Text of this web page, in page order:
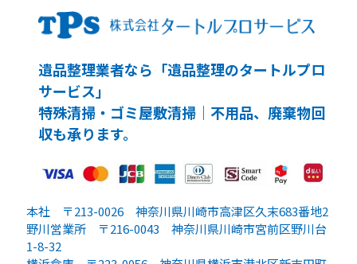
遺品整理業者なら「遺品整理のタートルプロ
サービス」
特殊清掃・ゴミ屋敷清掃｜不用品、廃棄物回
収も承ります。
本社 〒213-0026 神奈川県川崎市高津区久末683番地2
野川営業所 〒216-0043 神奈川県川崎市宮前区野川台
1-8-32